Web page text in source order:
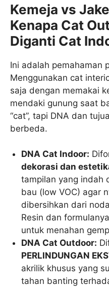
Kemeja vs
Kenapa Cat
Diganti Cat
Ini adalah pemahaman
Menggunakan cat
saja dengan memakai
mendaki gunung saat
“cat”, tapi DNA dan
berbeda.
DNA Cat Indoor:
dekorasi dan
tampilan yang indah
bau (low VOC) agar
dibersihkan dari
Resin dan
untuk menahan
DNA Cat Outdoor:
PERLINDUNGAN
akrilik khusus yang
tahan banting